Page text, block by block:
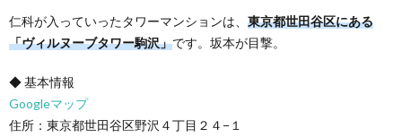
仁科が入っていったタワーマンションは、 東京都世田谷区にある
「ヴィルヌーブタワー駒沢」です。坂本が目撃。
◆ 基本情報
Googleマップ
住所：東京都世田谷区野沢４丁目２４−１